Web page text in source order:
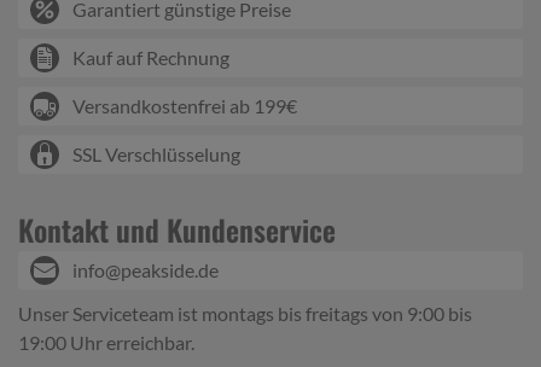
Garantiert günstige Preise
Kauf auf Rechnung
Versandkostenfrei ab 199€
SSL Verschlüsselung
Kontakt und Kundenservice
info@peakside.de
Unser Serviceteam ist montags bis freitags von 9:00 bis
19:00 Uhr erreichbar.